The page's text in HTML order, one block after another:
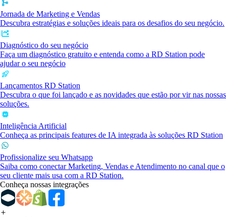
Jornada de Marketing e Vendas
Descubra estratégias e soluções ideais para os desafios do seu negócio.
Diagnóstico do seu negócio
Faça um diagnóstico gratuito e entenda como a RD Station pode
ajudar o seu negócio
Lançamentos RD Station
Descubra o que foi lançado e as novidades que estão por vir nas nossas
soluções.
Inteligência Artificial
Conheça as principais features de IA integrada às soluções RD Station
Profissionalize seu Whatsapp
Saiba como conectar Marketing, Vendas e Atendimento no canal que o
seu cliente mais usa com a RD Station.
Conheça nossas integrações